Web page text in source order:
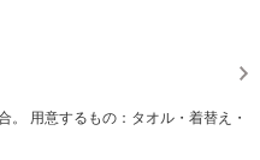
。 用意するもの：タオル・着替え・